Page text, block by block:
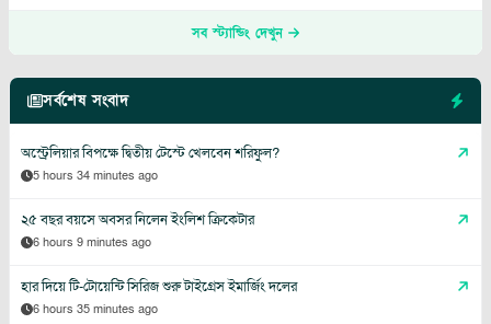
সব স্ট্যান্ডিং দেখুন
সর্বশেষ সংবাদ
অস্ট্রেলিয়ার বিপক্ষে দ্বিতীয় টেস্টে খেলবেন শরিফুল?
5 hours 34 minutes ago
২৫ বছর বয়সে অবসর নিলেন ইংলিশ ক্রিকেটার
6 hours 9 minutes ago
হার দিয়ে টি-টোয়েন্টি সিরিজ শুরু টাইগ্রেস ইমার্জিং দলের
6 hours 35 minutes ago